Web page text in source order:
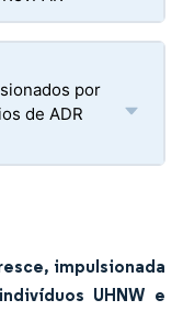
por
de ADR
impulsionada
UHNW e